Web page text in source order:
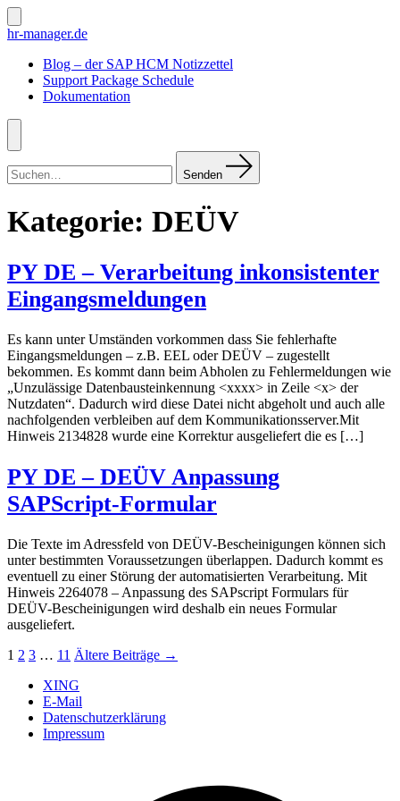
Zum
Inhalt
Suche
ein-/ausblenden
hr-manager.de
Blog – der SAP HCM Notizzettel
Support Package Schedule
Dokumentation
Menü
nach:
Senden
Kategorie: DEÜV
PY DE – Verarbeitung inkonsistenter
Eingangsmeldungen
Es kann unter Umständen vorkommen dass Sie fehlerhafte
Eingangsmeldungen – z.B. EEL oder DEÜV – zugestellt
bekommen. Es kommt dann beim Abholen zu Fehlermeldungen wie
„Unzulässige Datenbausteinkennung <xxxx> in Zeile <x> der
Nutzdaten“. Dadurch wird diese Datei nicht abgeholt und auch alle
nachfolgenden verbleiben auf dem Kommunikationsserver.Mit
Hinweis 2134828 wurde eine Korrektur ausgeliefert die es […]
PY DE – DEÜV Anpassung
SAPScript-Formular
Die Texte im Adressfeld von DEÜV-Bescheinigungen können sich
unter bestimmten Voraussetzungen überlappen. Dadurch kommt es
eventuell zu einer Störung der automatisierten Verarbeitung. Mit
Hinweis 2264078 – Anpassung des SAPscript Formulars für
DEÜV-Bescheinigungen wird deshalb ein neues Formular
ausgeliefert.
Seitennummerierung
der
Beiträge
1 2 3 … 11 Ältere Beiträge →
XING
E-Mail
Datenschutzerklärung
Impressum